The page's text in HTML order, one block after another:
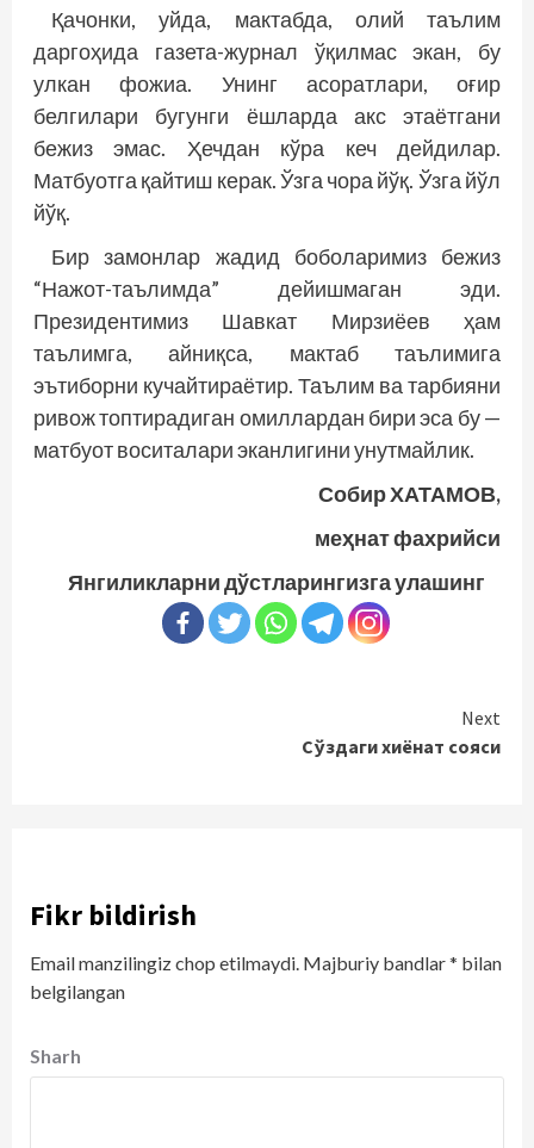
Қачонки, уйда, мактабда, олий таълим
даргоҳида газета-журнал ўқилмас экан, бу
улкан фожиа. Унинг асоратлари, оғир
белгилари бугунги ёшларда акс этаётгани
бежиз эмас. Ҳечдан кўра кеч дейдилар.
Матбуотга қайтиш керак. Ўзга чора йўқ. Ўзга йўл
йўқ.
Бир замонлар жадид боболаримиз бежиз
“Нажот-таълимда” дейишмаган эди.
Президентимиз Шавкат Мирзиёев ҳам
таълимга, айниқса, мактаб таълимига
эътиборни кучайтираётир. Таълим ва тарбияни
ривож топтирадиган омиллардан бири эса бу —
матбуот воситалари эканлигини унутмайлик.
Собир ХАТАМОВ,
меҳнат фахрийси
Янгиликларни дўстларингизга улашинг
Next
Сўздаги хиёнат сояси
Fikr bildirish
Email manzilingiz chop etilmaydi. Majburiy bandlar* bilan
belgilangan
Sharh